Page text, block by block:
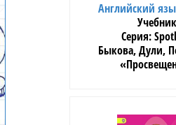
Английский
Учебник
Быкова, Дули,